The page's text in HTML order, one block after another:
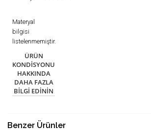
Materyal
bilgisi
listelenmemiştir.
ÜRÜN
KONDISYONU
HAKKINDA
DAHA FAZLA
BILGI EDININ
Benzer Ürünler